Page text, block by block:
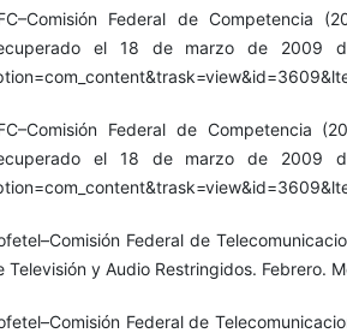
Federal de Competencia
el 18 de marzo de 2009
Federal de Competencia
el 18 de marzo de 2009
Federal de
Televisión y Audio Restringidos. Febrero.
Federal de